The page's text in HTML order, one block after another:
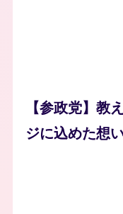
【参政党】教
ジに込めた想